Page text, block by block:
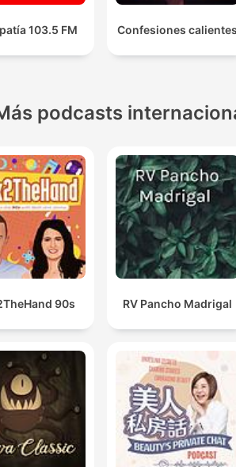
103.5 FM Confesiones calientes
podcasts
90s RV Pancho Madrigal